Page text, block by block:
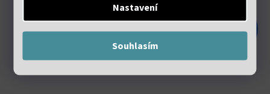
Nastavení
Souhlasím
–55 %